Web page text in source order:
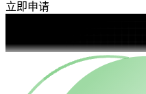
立即申请